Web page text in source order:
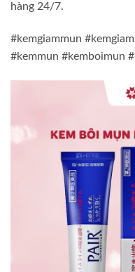
hàng 24/7.
#kemgiammun
#kemmun #kemboimun